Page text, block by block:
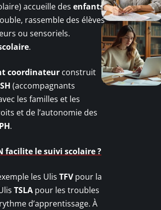
accueille des enfants
rassemble des élèves
ou sensoriels.
.
coordinateur construit
(accompagnants
les familles et les
et de l’autonomie des
.
facilite le suivi scolaire ?
les Ulis TFVpour la
TSLA pour les troubles
d’apprentissage. À